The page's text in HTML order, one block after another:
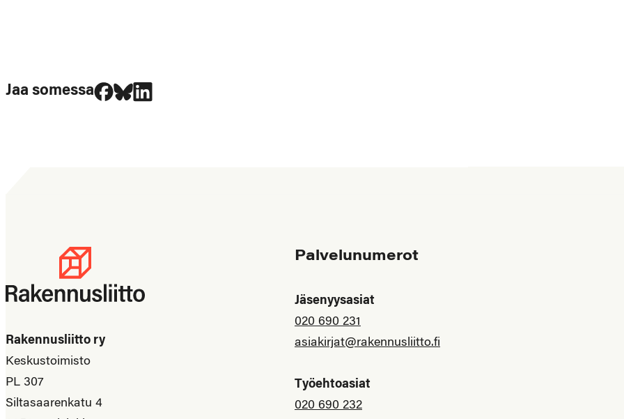
Jaa somessa
Jaa Facebookissa
Jaa Blueskyssa
Jaa LinkedIn:ssä
Rakennusliitto ry
Keskustoimisto
PL 307
Siltasaarenkatu 4
Palvelunumerot
Jäsenyysasiat
020 690 231
asiakirjat@rakennusliitto.fi
Työehtoasiat
020 690 232